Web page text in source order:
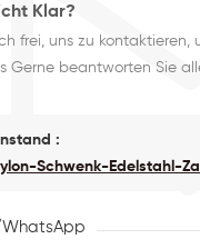
Klar?
frei, uns zu kontaktieren,
Gerne beantworten Sie
:
Schwenk-Edelstahl-
WhatsApp